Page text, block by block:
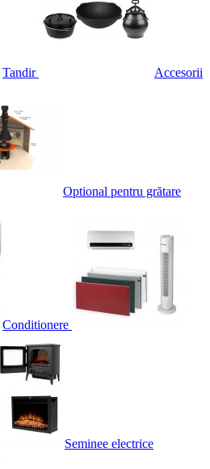
Tandir Accesorii
Optional pentru grătare
Conditionere
Seminee electrice